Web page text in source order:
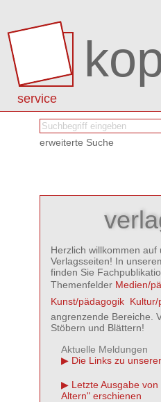
service
erweiterte Suche
Herzlich willkommen auf
Verlagsseiten! In
finden Sie
Themenfelder Medien/
Kunst/pädagogik
angrenzende Bereiche.
Stöbern und Blättern!
Aktuelle Meldungen
Die Links zu
Letzte Ausgabe
Altern" erschienen